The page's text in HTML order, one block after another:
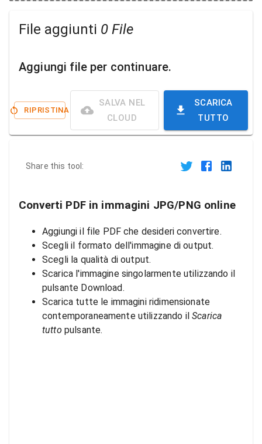
File aggiunti 0 File
Aggiungi file per continuare.
RIPRISTINA
SALVA NEL
CLOUD
SCARICA
TUTTO
Share this tool:
Converti PDF in immagini JPG/PNG online
Aggiungi il file PDF che desideri convertire.
Scegli il formato dell'immagine di output.
Scegli la qualità di output.
Scarica l'immagine singolarmente utilizzando il
pulsante Download.
Scarica tutte le immagini ridimensionate
contemporaneamente utilizzando ilScarica
tutto pulsante.